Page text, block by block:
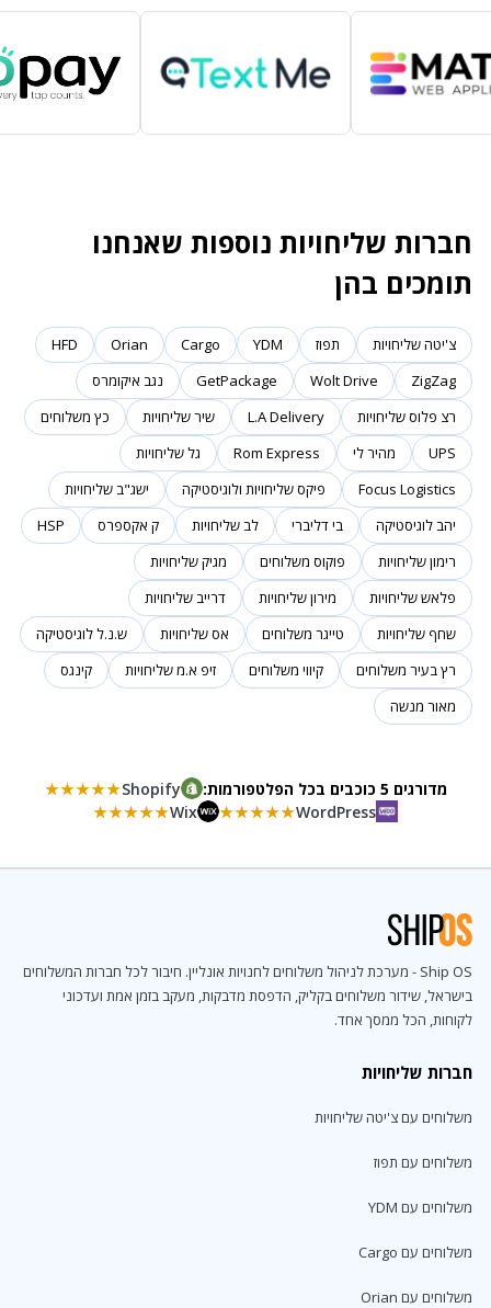
חברות שליחויות נוספות שאנחנו
תומכים בהן
צ'יטה שליחויות תפוז YDM
Cargo
Orian
HFD
ZigZag
Wolt Drive
GetPackage
נגב איקומרס
רצ פלוס שליחויות
L.A Delivery שיר שליחויות
כץ משלוחים
UPS
מהיר לי Rom Express
גל שליחויות
Focus Logistics
פיקס שליחויות ולוגיסטיקה
ישג"ב שליחויות
יהב לוגיסטיקה
בי דליברי לב שליחויות ק אקספרס
HSP
רימון שליחויות
פוקוס משלוחים
מגיק שליחויות
פלאש שליחויות
מירון שליחויות
דרייב שליחויות
שחף שליחויות
טייגר משלוחים אס שליחויות
ש.נ.ל לוגיסטיקה
רץ בעיר משלוחים
קיווי משלוחים זיפ א.מ שליחויות
קינגס
מאור מנשה
מדורגים 5 כוכבים בכל הפלטפורמות: Shopify
★★★★★
WordPress
★★★★★
Wix
★★★★★
Ship OS - מערכת לניהול משלוחים לחנויות אונליין. חיבור לכל חברות המשלוחים
בישראל, שידור משלוחים בקליק, הדפסת מדבקות, מעקב בזמן אמת ועדכוני
לקוחות, הכל ממסך אחד.
חברות שליחויות
משלוחים עם צ'יטה שליחויות
משלוחים עם תפוז
משלוחים עם YDM
משלוחים עם Cargo
משלוחים עם Orian